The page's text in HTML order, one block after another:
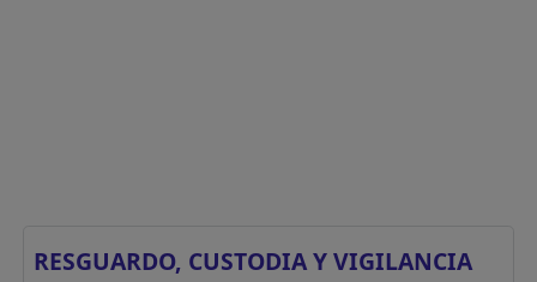
RESGUARDO, CUSTODIA Y VIGILANCIA